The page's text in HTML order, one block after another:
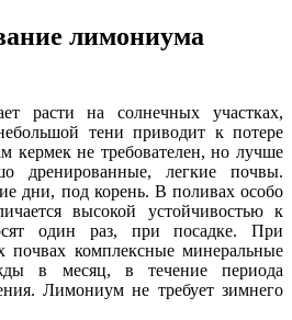
лимониума
расти на солнечных участках,
тени приводит к потере
кермек не требователен, но лучше
дренированные, легкие почвы.
дни, под корень. В поливах особо
высокой устойчивостью к
один раз, при посадке. При
комплексные минеральные
в месяц, в течение периода
Лимониум не требует зимнего